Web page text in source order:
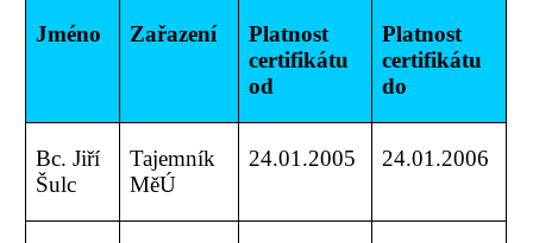
Jméno Zařazení
Platnost
certifikátu
od
Platnost
certifikátu
do
Bc. Jiří
Šulc
Tajemník
MěÚ
24.01.2005 24.01.2006